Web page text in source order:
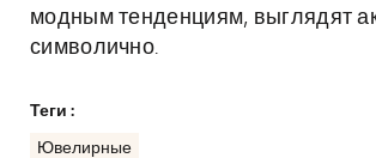
модным тенденциям, выглядят
символично.
Теги :
Ювелирные